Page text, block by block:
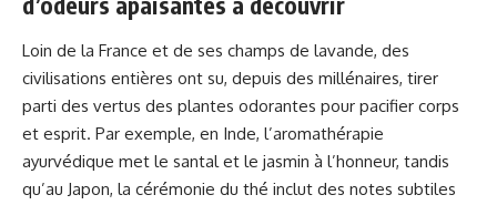
Loin de la France et de ses champs de lavande, des
civilisations entières ont su, depuis des millénaires, tirer
parti des vertus des plantes odorantes pour pacifier corps
et esprit. Par exemple, en Inde, l’aromathérapie
ayurvédique met le santal et le jasmin à l’honneur, tandis
qu’au Japon, la cérémonie du thé inclut des notes subtiles